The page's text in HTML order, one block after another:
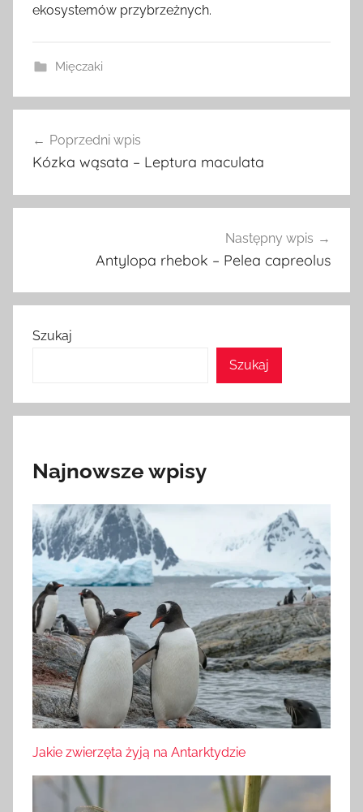
ekosystemów przybrzeżnych.
Mięczaki
wpisu
Poprzedni wpis
Kózka wąsata – Leptura maculata
Następny wpis
Antylopa rhebok – Pelea capreolus
Szukaj
Szukaj
Najnowsze wpisy
Jakie zwierzęta żyją na Antarktydzie